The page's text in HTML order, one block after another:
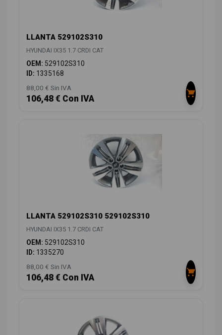
LLANTA 529102S310
HYUNDAI IX35 1.7 CRDI CAT
OEM: 529102S310
ID: 1335168
88,00 € Sin IVA
106,48 € Con IVA
LLANTA 529102S310 529102S310
HYUNDAI IX35 1.7 CRDI CAT
OEM: 529102S310
ID: 1335270
88,00 € Sin IVA
106,48 € Con IVA